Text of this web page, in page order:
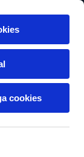
cookies
OSS